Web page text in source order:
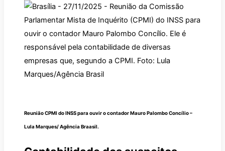
Reunião CPMI do INSS para ouvir o contador Mauro Palombo Concílio –
Lula Marques/ Agência Braasil.